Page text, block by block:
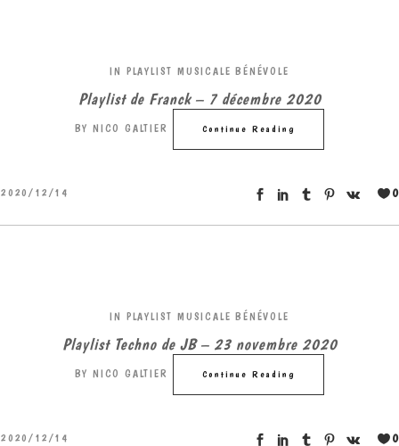
IN PLAYLIST MUSICALE BÉNÉVOLE
Playlist de Franck – 7 décembre 2020
BY NICO GALTIER Continue Reading
2020/12/14 0
IN PLAYLIST MUSICALE BÉNÉVOLE
Playlist Techno de JB – 23 novembre 2020
BY NICO GALTIER Continue Reading
2020/12/14 0